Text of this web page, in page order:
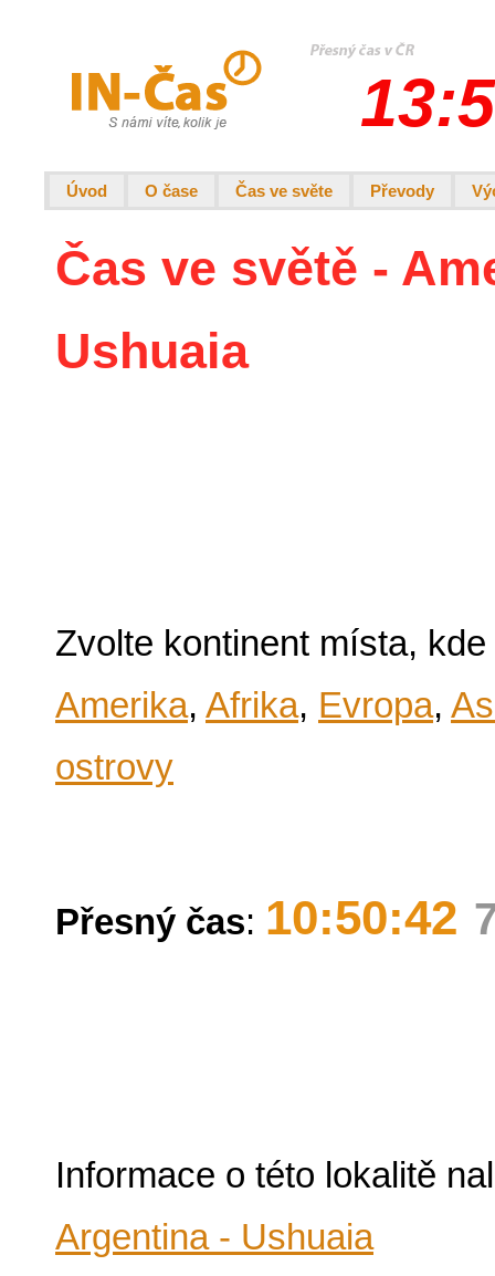
Úvod O čase Čas ve světe Převody
Čas ve světě -
Ushuaia
Zvolte kontinent místa,
Amerika, Afrika, Evropa,
ostrovy
Přesný čas: 10:50:42
Informace o této lokalitě
Argentina - Ushuaia